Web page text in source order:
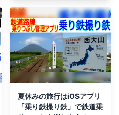
夏休みの旅行はiOSアプリ
「乗り鉄撮り鉄」で鉄道乗